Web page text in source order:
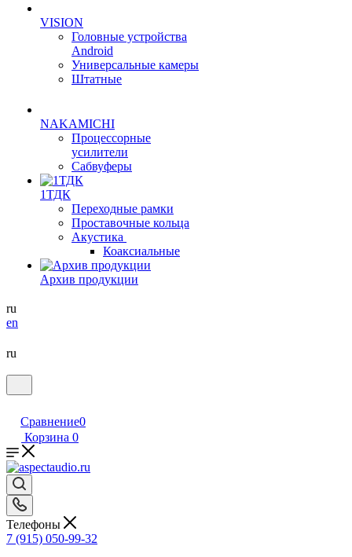
VISION
Головные устройства
Android
Универсальные камеры
Штатные
NAKAMICHI
Процессорные
усилители
Сабвуферы
1ТДК
Переходные рамки
Проставочные кольца
Акустика
Коаксиальные
Архив продукции
ru
en
ru
Сравнение0
Корзина 0
Телефоны
7 (915) 050-99-32